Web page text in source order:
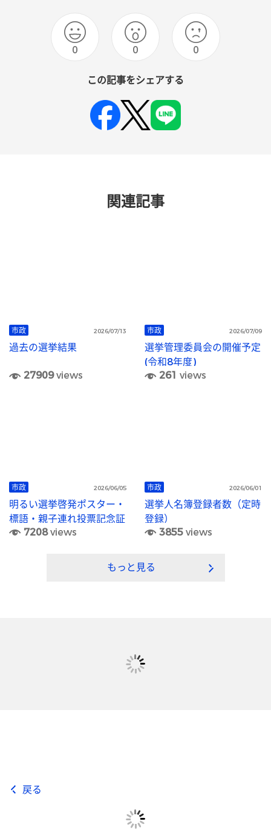
0 0 0
この記事をシェアする
関連記事
市政 2026/07/13
過去の選挙結果
27909views
市政 2026/07/09
選挙管理委員会の開催予定
(令和8年度)
261 views
市政 2026/06/05
明るい選挙啓発ポスター・
標語・親子連れ投票記念証
デザイン作品の募集
7208views
市政 2026/06/01
選挙人名簿登録者数（定時
登録）
3855views
もっと見る
戻る